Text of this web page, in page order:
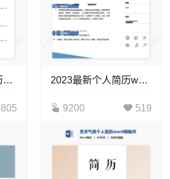
大堂副经理个人简历Word模板
805
2023最新个人简历word模板(8)
9200 519